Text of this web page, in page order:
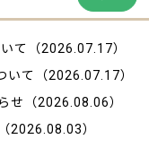
て
（2026.07.17）
いて
（2026.07.17）
せ
（2026.08.06）
（2026.08.03）